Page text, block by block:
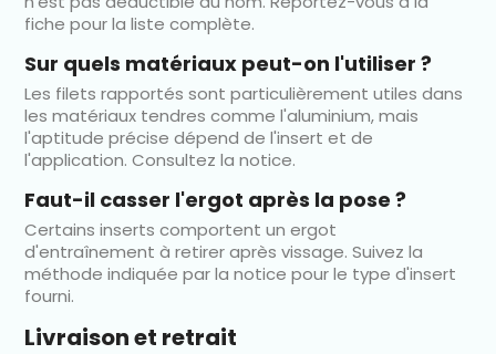
fiche pour la liste complète.
Sur quels matériaux peut-on l'utiliser ?
Les filets rapportés sont particulièrement utiles dans
les matériaux tendres comme l'aluminium, mais
l'aptitude précise dépend de l'insert et de
l'application. Consultez la notice.
Faut-il casser l'ergot après la pose ?
Certains inserts comportent un ergot
d'entraînement à retirer après vissage. Suivez la
méthode indiquée par la notice pour le type d'insert
fourni.
Livraison et retrait